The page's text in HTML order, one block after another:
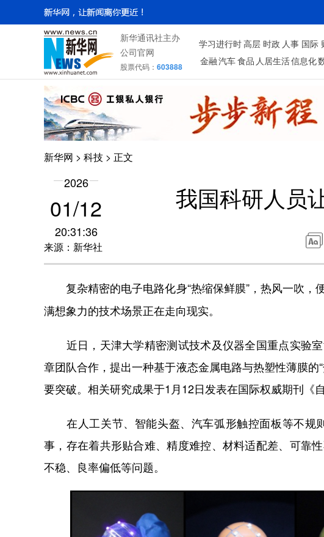
新华通讯社主办
公司官网
股票代码： 603888
学习进行时 高层 时政 人事 国际
金融 汽车 食品 人居生活信息化
新华网 > 科技 > 正文
2026
01/12
20:31:36
来源：新华社
我国科研人员
复杂精密的电子电路化身“热缩保鲜膜”，热风一吹，
满想象力的技术场景正在走向现实。
近日，天津大学精密测试技术及仪器全国重点实验室
章团队合作，提出一种基于液态金属电路与热塑性薄膜
要突破。相关研究成果于1月12日发表在国际权威期刊《自
在人工关节、智能头盔、汽车弧形触控面板等不规
事，存在着共形贴合难、精度难控、材料适配差、可靠
不稳、良率偏低等问题。